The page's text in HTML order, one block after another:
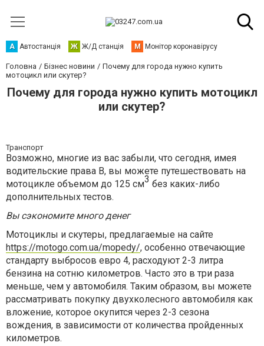
А Автостанція Ж Ж/Д станція М Монітор коронавірусу
Головна Бізнес новини
Почему для города нужно купить
мотоцикл или скутер?
Почему для города нужно купить мотоцикл
или скутер?
Транспорт
Возможно, многие из вас забыли, что сегодня, имея
водительские права B, вы можете путешествовать на
мотоцикле объемом до 125 см3 без каких-либо
дополнительных тестов.
Вы сэкономите много денег
Мотоциклы и скутеры, предлагаемые на сайте
https://motogo.com.ua/mopedy/, особенно отвечающие
стандарту выбросов евро 4, расходуют 2-3 литра
бензина на сотню километров. Часто это в три раза
меньше, чем у автомобиля. Таким образом, вы можете
рассматривать покупку двухколесного автомобиля как
вложение, которое окупится через 2-3 сезона
вождения, в зависимости от количества пройденных
километров.